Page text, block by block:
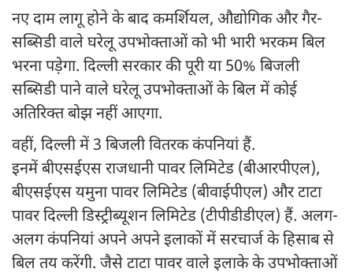
नए दाम लागू होने के बाद कमर्शियल, औद्योगिक और गैर-
सब्सिडी वाले घरेलू उपभोक्ताओं को भी भारी भरकम बिल
भरना पड़ेगा. दिल्ली सरकार की पूरी या 50% बिजली
सब्सिडी पाने वाले घरेलू उपभोक्ताओं के बिल में कोई
अतिरिक्त बोझ नहीं आएगा.
वहीं, दिल्ली में 3 बिजली वितरक कंपनियां हैं.
इनमें बीएसईएस राजधानी पावर लिमिटेड (बीआरपीएल),
बीएसईएस यमुना पावर लिमिटेड (बीवाईपीएल) और टाटा
पावर दिल्ली डिस्ट्रीब्यूशन लिमिटेड (टीपीडीडीएल) हैं. अलग-
अलग कंपनियां अपने अपने इलाकों में सरचार्ज के हिसाब से
बिल तय करेंगी. जैसे टाटा पावर वाले इलाके के उपभोक्ताओं